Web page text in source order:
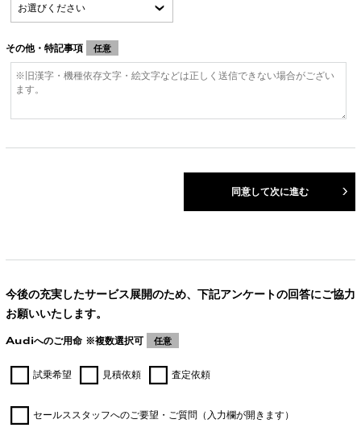
その他・特記事項 任意
同意して次に進む
今後の充実したサービス展開のため、下記アンケートの回答にご協力
お願いいたします。
Audiへのご用命 ※複数選択可 任意
試乗希望 見積依頼 査定依頼
セールススタッフへのご要望・ご質問（入力欄が開きます）